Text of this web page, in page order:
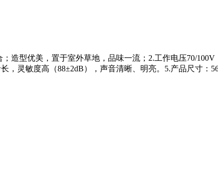
造型优美，置于室外草地，品味一流；2.工作电压70/
，灵敏度高（88±2dB），声音清晰、明亮。5.产品尺寸：